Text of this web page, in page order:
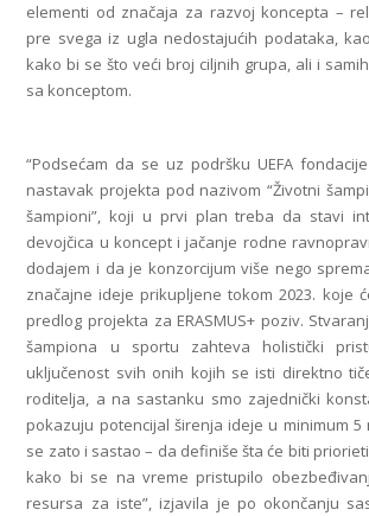
elementi od značaja za razvoj koncepta –
pre svega iz ugla nedostajućih podataka,
kako bi se što veći broj ciljnih grupa, ali i
sa konceptom.
“Podsećam da se uz podršku UEFA
nastavak projekta pod nazivom “Životni
šampioni”, koji u prvi plan treba da stavi
devojčica u koncept i jačanje rodne
dodajem i da je konzorcijum više nego
značajne ideje prikupljene tokom 2023. koje
predlog projekta za ERASMUS+ poziv.
šampiona u sportu zahteva holistički
uključenost svih onih kojih se isti direktno
roditelja, a na sastanku smo zajednički
pokazuju potencijal širenja ideje u minimum 5
se zato i sastao – da definiše šta će biti
kako bi se na vreme pristupilo
resursa za iste”, izjavila je po okončanju